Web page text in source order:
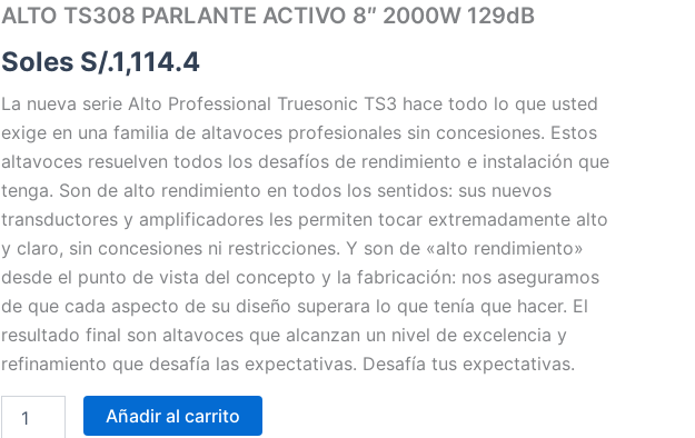
ALTO TS308 PARLANTE ACTIVO 8″ 2000W 129dB
Soles S/.1,114.4
La nueva serie Alto Professional Truesonic TS3 hace todo lo que usted
exige en una familia de altavoces profesionales sin concesiones. Estos
altavoces resuelven todos los desafíos de rendimiento e instalación que
tenga. Son de alto rendimiento en todos los sentidos: sus nuevos
transductores y amplificadores les permiten tocar extremadamente alto
y claro, sin concesiones ni restricciones. Y son de «alto rendimiento»
desde el punto de vista del concepto y la fabricación: nos aseguramos
de que cada aspecto de su diseño superara lo que tenía que hacer. El
resultado final son altavoces que alcanzan un nivel de excelencia y
refinamiento que desafía las expectativas. Desafía tus expectativas.
2000W
cantidad
Añadir al carrito